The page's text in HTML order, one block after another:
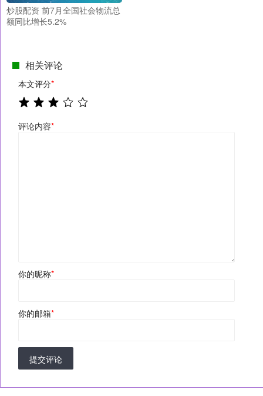
炒股配资 前7月全国社会物流总
额同比增长5.2%
相关评论
本文评分*
评论内容*
你的昵称*
你的邮箱*
提交评论